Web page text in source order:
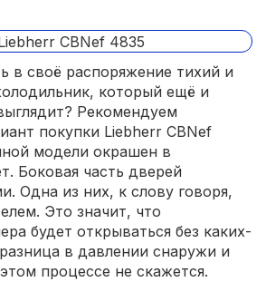
в своё распоряжение тихий и
который ещё и
Рекомендуем
покупки Liebherr CBNef
модели окрашен в
Боковая часть дверей
Одна из них, к слову говоря,
Это значит, что
будет открываться без каких-
в давлении снаружи и
процессе не скажется.